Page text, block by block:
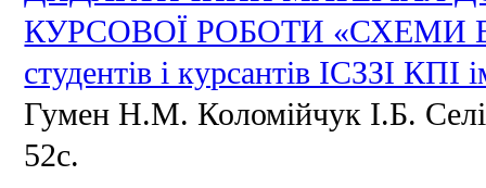
КУРСОВОЇ РОБОТИ «СХЕМИ
студентів і курсантів ІСЗЗІ КПІ
Гумен Н.М.Коломійчук І.Б.
52с.